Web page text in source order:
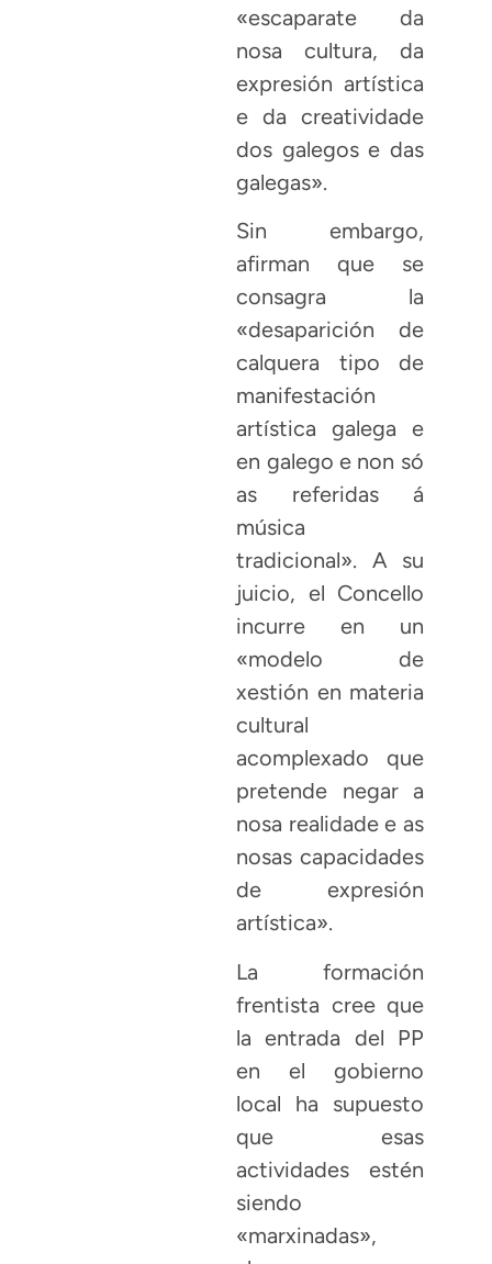
«escaparate da
nosa cultura, da
expresión artística
e da creatividade
dos galegos e das
galegas».
Sin embargo,
afirman que se
consagra la
«desaparición de
calquera tipo de
manifestación
artística galega e
en galego e non só
as referidas á
música
tradicional». A su
juicio, el Concello
incurre en un
«modelo de
xestión en materia
cultural
acomplexado que
pretende negar a
nosa realidade e as
nosas capacidades
de expresión
artística».
La formación
frentista cree que
la entrada del PP
en el gobierno
local ha supuesto
que esas
actividades estén
siendo
«marxinadas»,